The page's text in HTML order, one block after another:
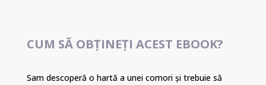
CUM SĂ OBȚINEȚI ACEST EBOOK?
Sam descoperă o hartă a unei comori și trebuie să